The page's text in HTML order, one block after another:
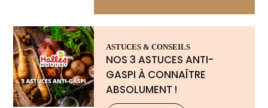
ASTUCES & CONSEILS
NOS 3 ASTUCES ANTI-
GASPI À CONNAÎTRE
ABSOLUMENT !